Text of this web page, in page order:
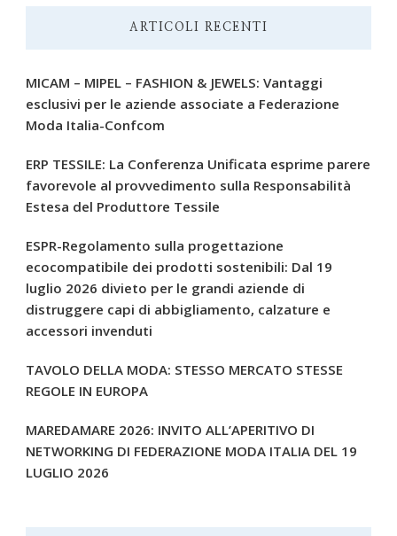
ARTICOLI RECENTI
MICAM – MIPEL – FASHION & JEWELS: Vantaggi
esclusivi per le aziende associate a Federazione
Moda Italia-Confcom
ERP TESSILE: La Conferenza Unificata esprime parere
favorevole al provvedimento sulla Responsabilità
Estesa del Produttore Tessile
ESPR-Regolamento sulla progettazione
ecocompatibile dei prodotti sostenibili: Dal 19
luglio 2026 divieto per le grandi aziende di
distruggere capi di abbigliamento, calzature e
accessori invenduti
TAVOLO DELLA MODA: STESSO MERCATO STESSE
REGOLE IN EUROPA
MAREDAMARE 2026: INVITO ALL’APERITIVO DI
NETWORKING DI FEDERAZIONE MODA ITALIA DEL 19
LUGLIO 2026